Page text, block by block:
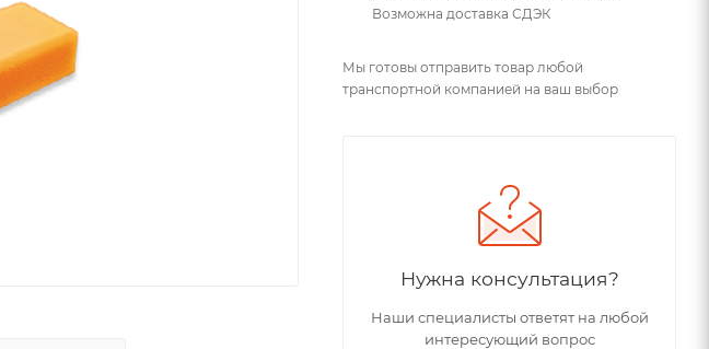
Возможна доставка СДЭК
Мы готовы отправить товар любой
транспортной компанией на ваш выбор
Нужна консультация?
Наши специалисты ответят на любой
интересующий вопрос